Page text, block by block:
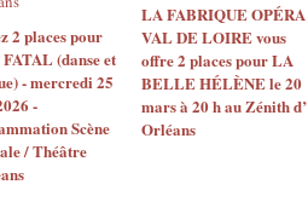
2 places pour
(danse et
- mercredi 25
-
Scène
/ Théâtre
LA FABRIQUE OPÉRA
VAL DE LOIRE vous
offre 2 places pour LA
BELLE HÉLÈNE le 20
mars à 20 h au Zénith d’
Orléans